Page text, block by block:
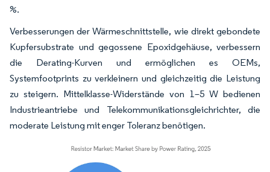
%.
Verbesserungen der Wärmeschnittstelle, wie direkt gebondete
Kupfersubstrate und gegossene Epoxidgehäuse, verbessern
die Derating-Kurven und ermöglichen es OEMs,
Systemfootprints zu verkleinern und gleichzeitig die Leistung
zu steigern. Mittelklasse-Widerstände von 1–5 W bedienen
Industrieantriebe und Telekommunikationsgleichrichter, die
moderate Leistung mit enger Toleranz benötigen.